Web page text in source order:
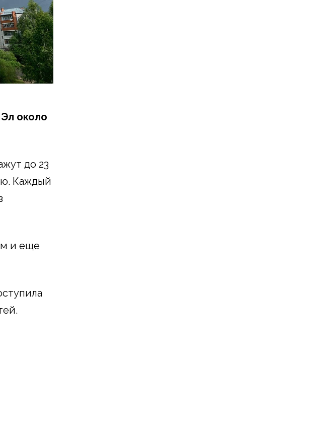
около
до 23
Каждый
и еще